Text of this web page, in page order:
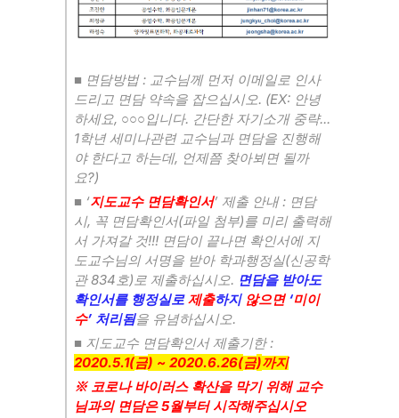
■ 면담방법: 교수님께 먼저 이메일로 인사
드리고 면담 약속을 잡으십시오. (EX: 안녕
하세요, ○○○ 입니다. 간단한 자기소개 중략...
1학년 세미나관련 교수님과 면담을 진행해
야 한다고 하는데, 언제쯤 찾아뵈면 될까
요?)
■ ‘지도교수 면담확인서’ 제출 안내: 면담
시, 꼭 면담확인서(파일 첨부)를 미리 출력해
서 가져갈 것!!! 면담이 끝나면 확인서에 지
도교수님의 서명을 받아 학과행정실(신공학
관834호)로 제출하십시오. 면담을 받아도
확인서를 행정실로제출하지 않으면 ‘미이
수’ 처리됨을 유념하십시오.
■ 지도교수 면담확인서 제출기한:
2020.5.1(금) ~ 2020.6.26(금)까지
※ 코로나 바이러스 확산을 막기 위해 교수
님과의 면담은5월부터 시작해주십시오